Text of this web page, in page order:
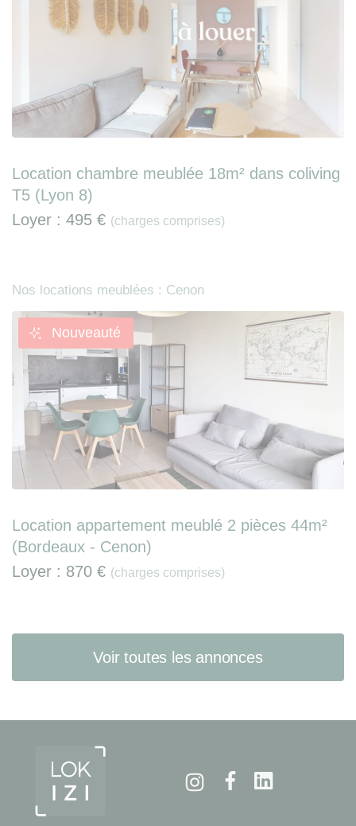
Location chambre meublée 18m² dans coliving
T5 (Lyon 8)
Loyer : 495 € (charges comprises)
Nos locations meublées : Cenon
Nouveauté
Location appartement meublé 2 pièces 44m²
(Bordeaux - Cenon)
Loyer : 870 € (charges comprises)
Voir toutes les annonces
InstagramFacebook